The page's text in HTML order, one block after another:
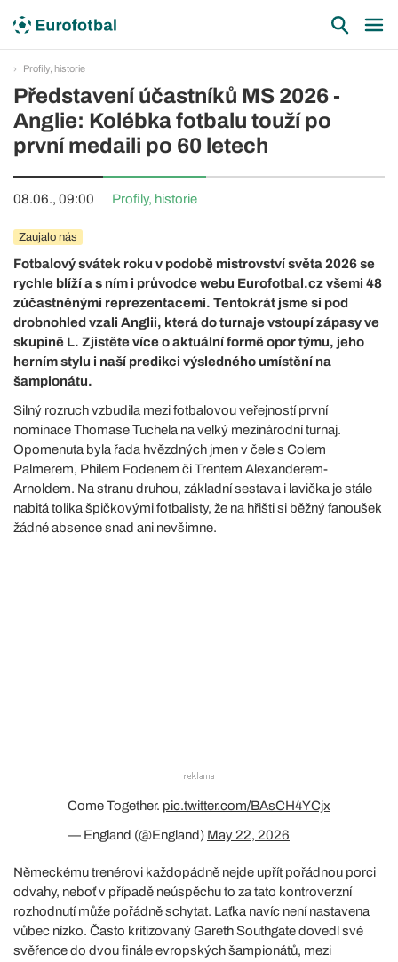
Profily, historie
Představení účastníků MS 2026 -
Anglie: Kolébka fotbalu touží po
první medaili po 60 letech
08.06., 09:00 Profily, historie
Zaujalo nás
Fotbalový svátek roku v podobě mistrovství světa 2026 se
rychle blíží a s ním i průvodce webu Eurofotbal.cz všemi 48
zúčastněnými reprezentacemi. Tentokrát jsme si pod
drobnohled vzali Anglii, která do turnaje vstoupí zápasy ve
skupině L. Zjistěte více o aktuální formě opor týmu, jeho
herním stylu i naší predikci výsledného umístění na
šampionátu.
Silný rozruch vzbudila mezi fotbalovou veřejností první
nominace Thomase Tuchela na velký mezinárodní turnaj.
Opomenuta byla řada hvězdných jmen v čele s Colem
Palmerem, Philem Fodenem či Trentem Alexanderem-
Arnoldem. Na stranu druhou, základní sestava i lavička je stále
nabitá tolika špičkovými fotbalisty, že na hřišti si běžný fanoušek
žádné absence snad ani nevšimne.
Come Together. pic.twitter.com/BAsCH4YCjx
— England (@England) May 22, 2026
Německému trenérovi každopádně nejde upřít pořádnou porci
odvahy, neboť v případě neúspěchu to za tato kontroverzní
rozhodnutí může pořádně schytat. Laťka navíc není nastavena
vůbec nízko. Často kritizovaný Gareth Southgate dovedl své
svěřence do dvou finále evropských šampionátů, mezi